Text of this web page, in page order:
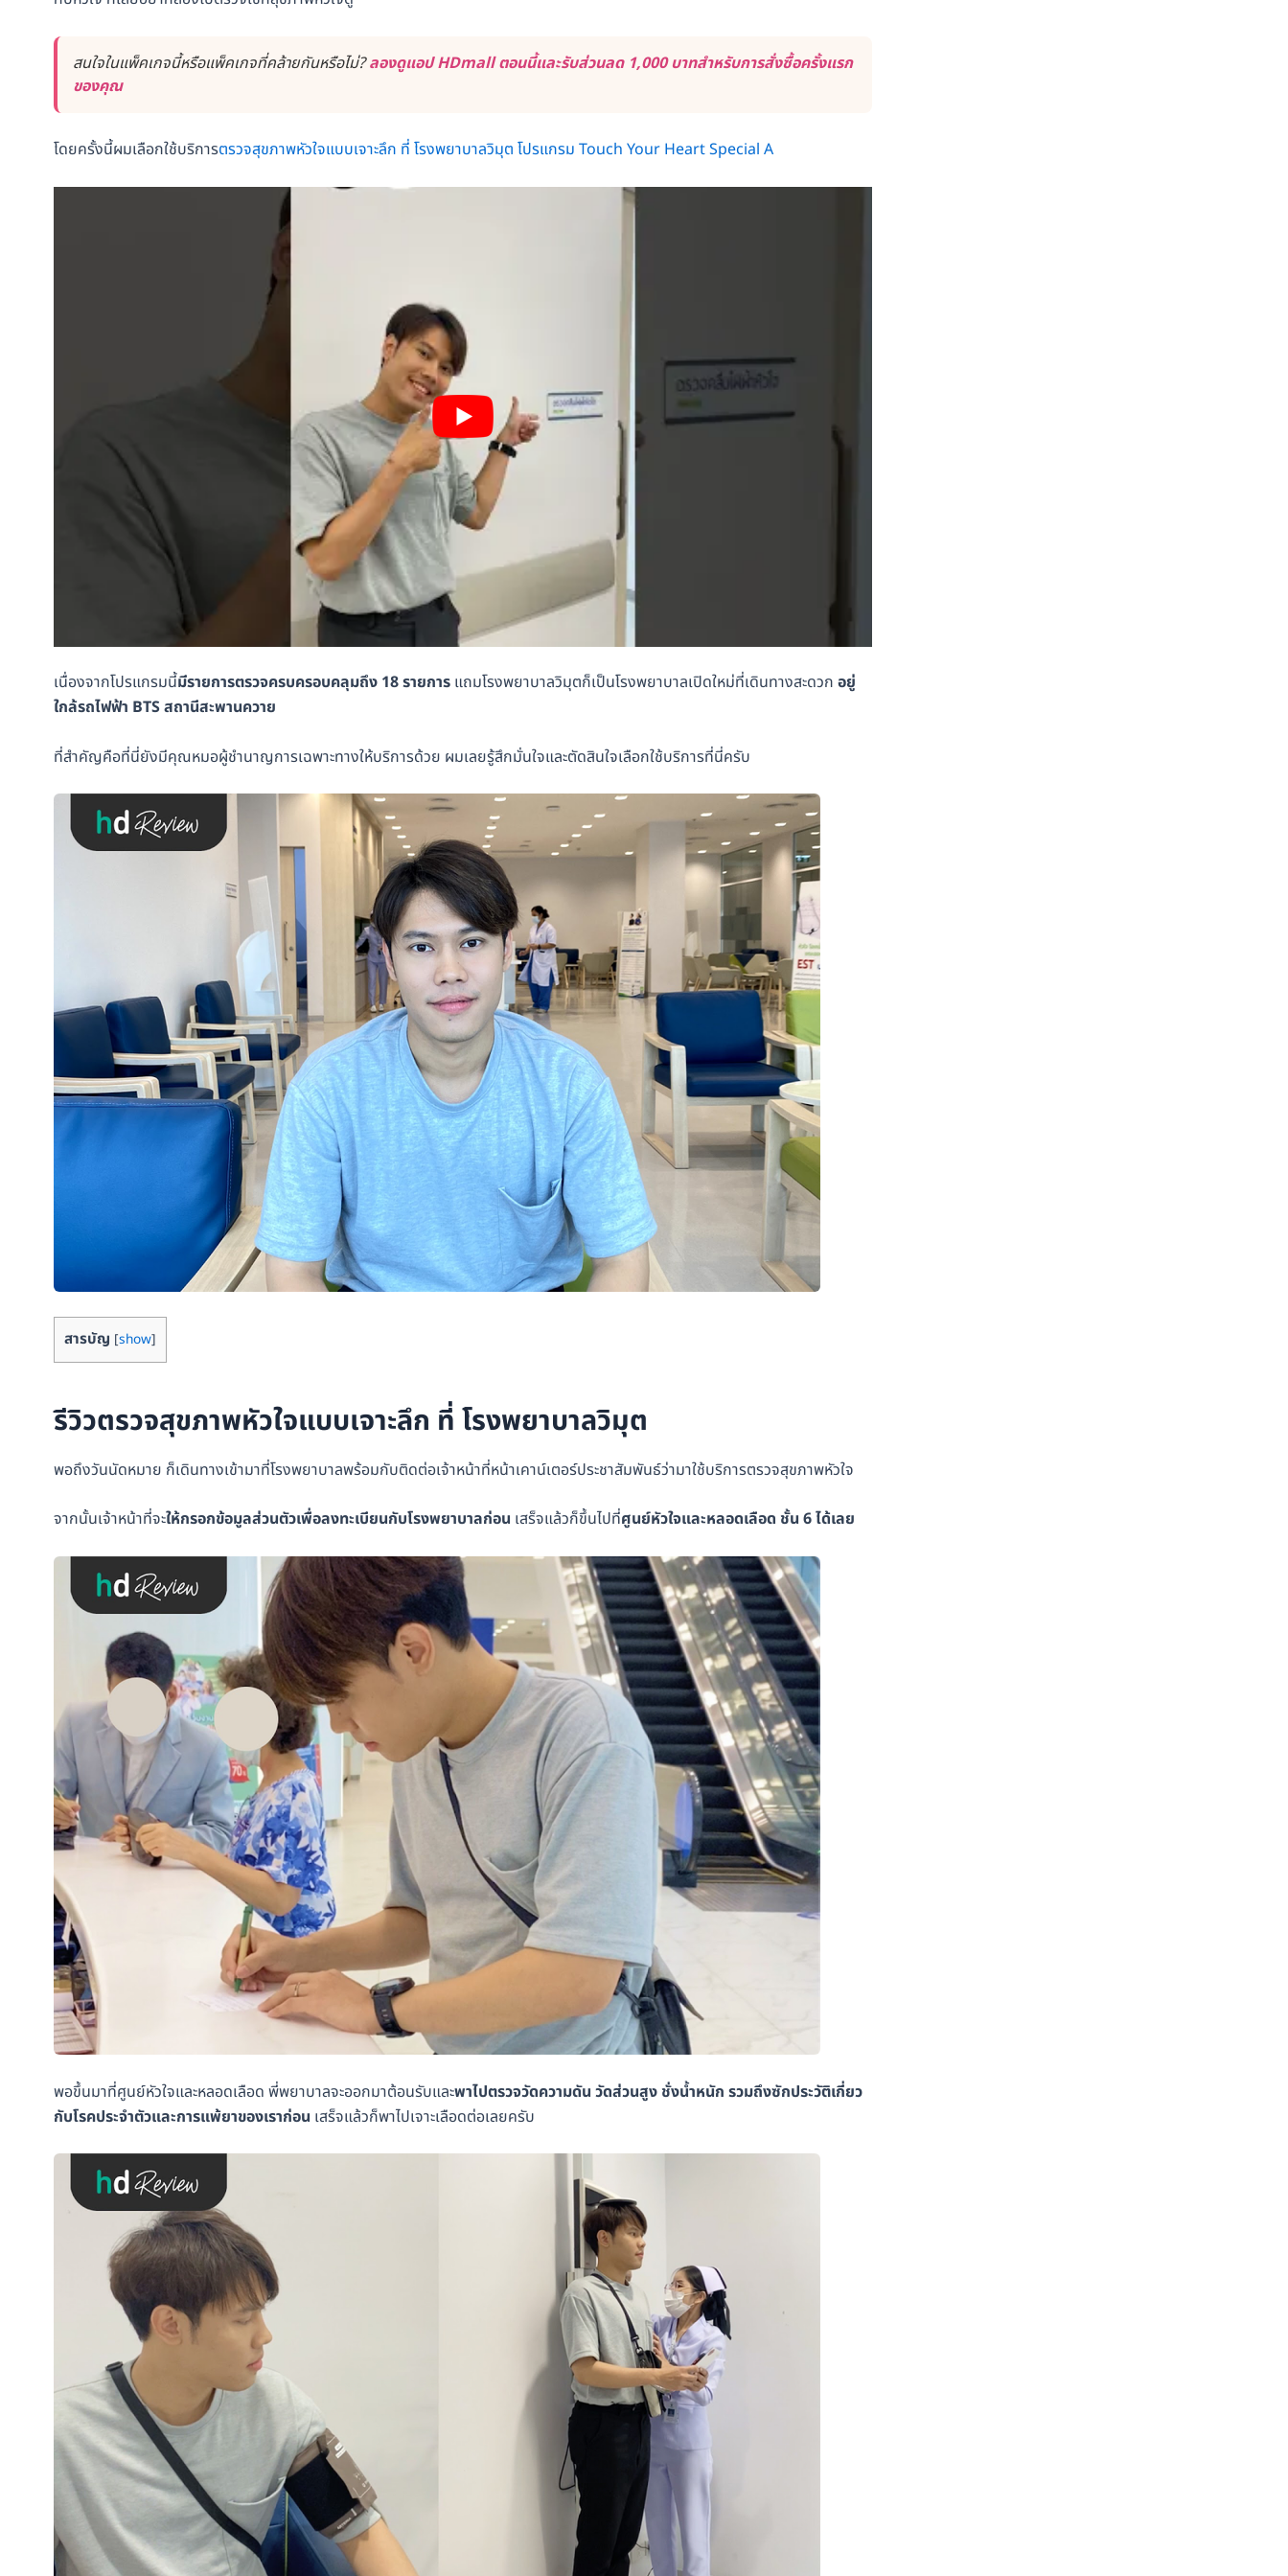
สนใจในแพ็คเกจนี้หรือแพ็คเกจที่คล้ายกันหรือไม่?ลองดูแอป HDmall ตอนนี้และรับส่วนลด 1,000 บาทสำหรับการสั่งซื้อครั้งแรก
ของคุณ
โดยครั้งนี้ผมเลือกใช้บริการตรวจสุขภาพหัวใจแบบเจาะลึก ที่ โรงพยาบาลวิมุต โปรแกรม Touch Your Heart Special A
เนื่องจากโปรแกรมนี้มีรายการตรวจครบครอบคลุมถึง 18 รายการ แถมโรงพยาบาลวิมุตก็เป็นโรงพยาบาลเปิดใหม่ที่เดินทางสะดวก อยู่
ใกล้รถไฟฟ้า BTS สถานีสะพานควาย
ที่สำคัญคือที่นี่ยังมีคุณหมอผู้ชำนาญการเฉพาะทางให้บริการด้วย ผมเลยรู้สึกมั่นใจและตัดสินใจเลือกใช้บริการที่นี่ครับ
สารบัญ [show]
รีวิวตรวจสุขภาพหัวใจแบบเจาะลึก ที่ โรงพยาบาลวิมุต
พอถึงวันนัดหมาย ก็เดินทางเข้ามาที่โรงพยาบาลพร้อมกับติดต่อเจ้าหน้าที่หน้าเคาน์เตอร์ประชาสัมพันธ์ว่ามาใช้บริการตรวจสุขภาพหัวใจ
จากนั้นเจ้าหน้าที่จะให้กรอกข้อมูลส่วนตัวเพื่อลงทะเบียนกับโรงพยาบาลก่อน เสร็จแล้วก็ขึ้นไปที่ศูนย์หัวใจและหลอดเลือด ชั้น 6 ได้เลย
พอขึ้นมาที่ศูนย์หัวใจและหลอดเลือด พี่พยาบาลจะออกมาต้อนรับและพาไปตรวจวัดความดัน วัดส่วนสูง ชั่งน้ำหนัก รวมถึงซักประวัติเกี่ยว
กับโรคประจำตัวและการแพ้ยาของเราก่อน เสร็จแล้วก็พาไปเจาะเลือดต่อเลยครับ